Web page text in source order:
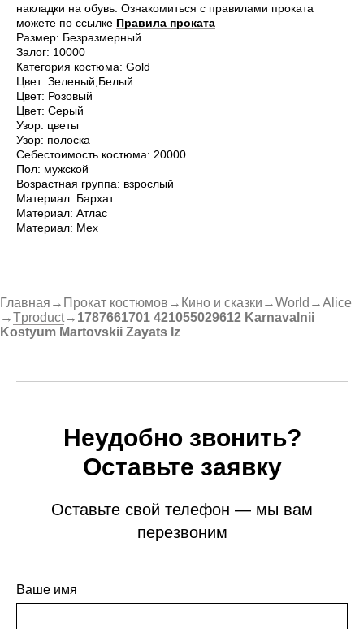
накладки на обувь. Ознакомиться с правилами проката
можете по ссылке Правила проката
Размер: Безразмерный
Залог: 10000
Категория костюма: Gold
Цвет: Зеленый,Белый
Цвет: Розовый
Цвет: Серый
Узор: цветы
Узор: полоска
Себестоимость костюма: 20000
Пол: мужской
Возрастная группа: взрослый
Материал: Бархат
Материал: Атлас
Материал: Мех
Главная → Прокат костюмов → Кино и сказки →World →Alice
→Tproduct→ 1787661701 421055029612 Karnavalnii
Kostyum Martovskii Zayats Iz
Неудобно звонить?
Оставьте заявку
Оставьте свой телефон — мы вам
перезвоним
Ваше имя